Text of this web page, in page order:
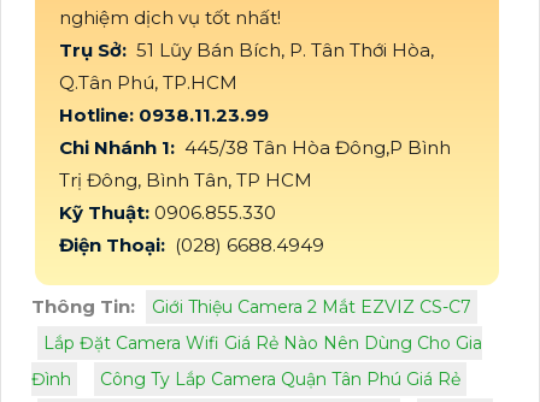
nghiệm dịch vụ tốt nhất!
Trụ Sở: 51 Lũy Bán Bích, P. Tân Thới Hòa,
Q.Tân Phú, TP.HCM
Hotline: 0938.11.23.99
Chi Nhánh 1: 445/38 Tân Hòa Đông,P Bình
Trị Đông, Bình Tân, TP HCM
Kỹ Thuật: 0906.855.330
Điện Thoại: (028) 6688.4949
Thông Tin:
Giới Thiệu Camera 2 Mắt EZVIZ CS-C7
Lắp Đặt Camera Wifi Giá Rẻ Nào Nên Dùng Cho Gia
Đình
Công Ty Lắp Camera Quận Tân Phú Giá Rẻ